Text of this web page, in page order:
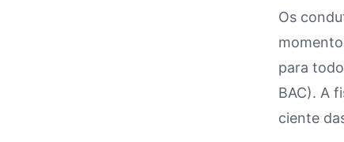
Os
para
BAC). A
ciente